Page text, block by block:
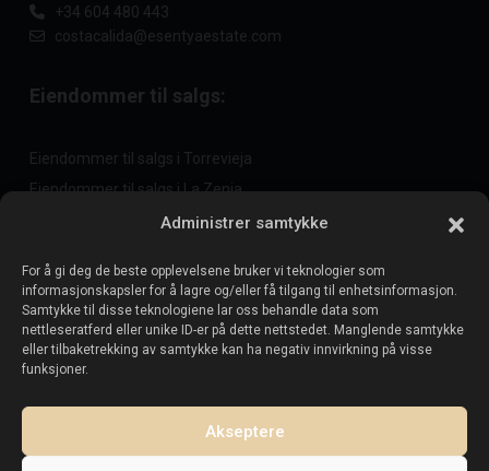
Administrer samtykke
For å gi deg de beste opplevelsene bruker vi teknologier som
informasjonskapsler for å lagre og/eller få tilgang til enhetsinformasjon.
Samtykke til disse teknologiene lar oss behandle data som
nettleseratferd eller unike ID-er på dette nettstedet. Manglende samtykke
eller tilbaketrekking av samtykke kan ha negativ innvirkning på visse
funksjoner.
Akseptere
+34 604 480 443
costacalida@esentyaestate.com
Eiendommer til salgs:
Eiendommer til salgs i Torrevieja
Eiendommer til salgs i La Zenia
Eiendommer til salgs i Cabo Roig
Selg eiendommen din:
Selg eiendom i La Mata